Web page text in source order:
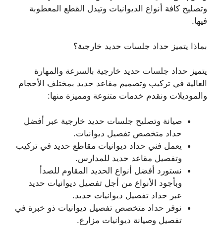
وتصليح كافة أنواع الديوانيات وتيدل القطع المعطوبة
فيها.
بماذا يتميز حداد جلسات حديد خارجية؟
يتميز حداد جلسات حديد خارجية بالسرعة والمهارة
العالية في تركيب وتصميم مقاعد حديد بمختلف الأحجام
والموديلات ونقدم خدمات متنوعة ومميزة منها:
صيانة وتصليح جلسات حديد خارجية عبر أفضل
حداد متخصص تفصيل ديوانيات.
يعمل فني حداد ديوانيات مقاطع حديد في تركيب
وتفصيل مقاعد حديد للمدارس.
نستورد أفضل أنواع الحديد المقاوم للصدأ
وبأجود الأنواع من أجل تفصيل ديوانيات حديد
عبر حداد تفصيل ديوانيات حديد.
نوفر حداد متخصص تفصيل ديوانيات ذو خبرة في
تفصيل وصيانة ديوانيات مزارع.